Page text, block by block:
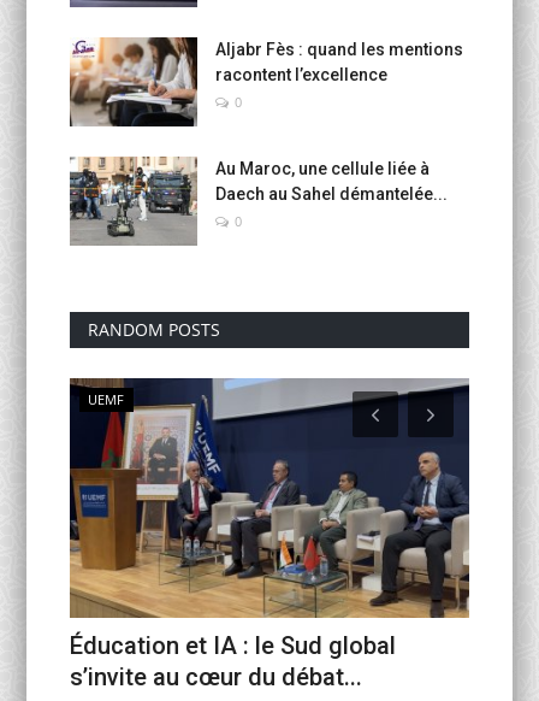
Aljabr Fès : quand les mentions
racontent l’excellence
0
Au Maroc, une cellule liée à
Daech au Sahel démantelée...
0
RANDOM POSTS
UEMF
Éducation et IA : le Sud global
s’invite au cœur du débat...